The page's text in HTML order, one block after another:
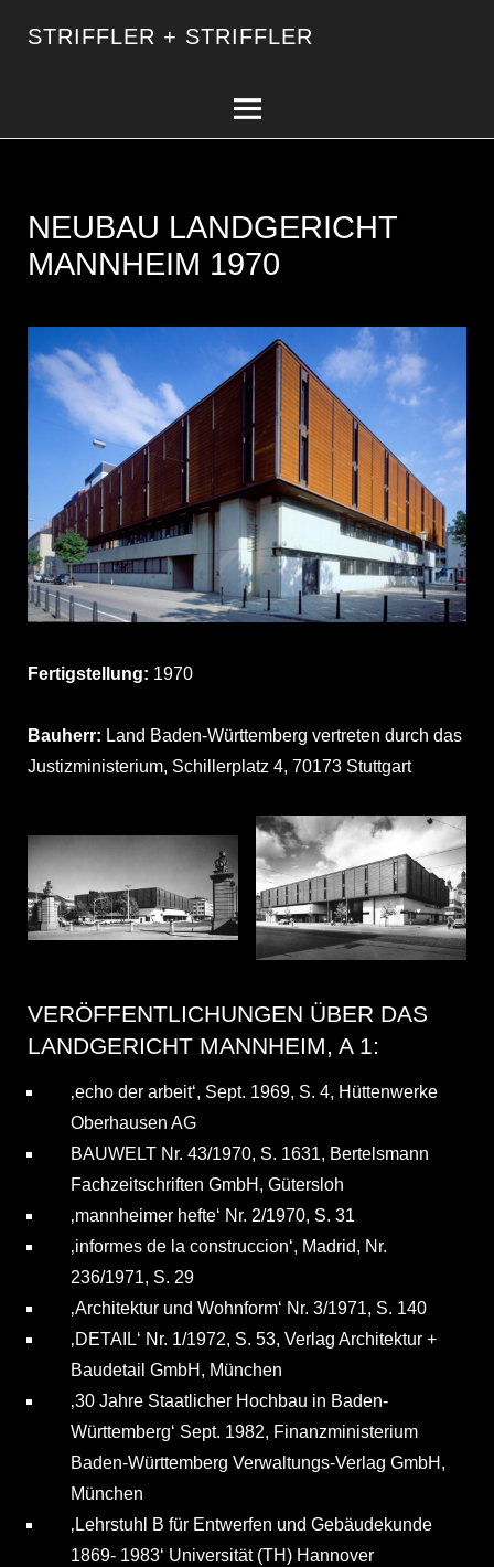
STRIFFLER + STRIFFLER
NEUBAU LANDGERICHT
MANNHEIM 1970
Fertigstellung: 1970
Bauherr: Land Baden-Württemberg vertreten durch das
Justizministerium, Schillerplatz 4, 70173 Stuttgart
VERÖFFENTLICHUNGEN ÜBER DAS
LANDGERICHT MANNHEIM, A 1:
‚echo der arbeit‘, Sept. 1969, S. 4, Hüttenwerke
Oberhausen AG
BAUWELT Nr. 43/1970, S. 1631, Bertelsmann
Fachzeitschriften GmbH, Gütersloh
‚mannheimer hefte‘ Nr. 2/1970, S. 31
‚informes de la construccion‘, Madrid, Nr.
236/1971, S. 29
‚Architektur und Wohnform‘ Nr. 3/1971, S. 140
‚DETAIL‘ Nr. 1/1972, S. 53, Verlag Architektur +
Baudetail GmbH, München
‚30 Jahre Staatlicher Hochbau in Baden-
Württemberg‘ Sept. 1982, Finanzministerium
Baden-Württemberg Verwaltungs-Verlag GmbH,
München
‚Lehrstuhl B für Entwerfen und Gebäudekunde
1869- 1983‘ Universität (TH) Hannover